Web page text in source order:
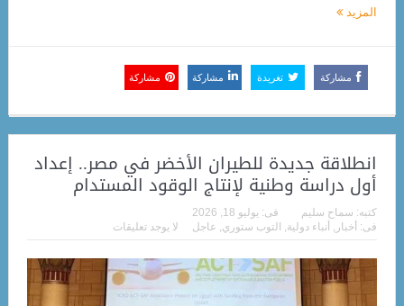
المزيد
مشاركة تغريدة مشاركة مشاركة
انطلاقة جديدة للطيران الأخضر في مصر.. إعداد
أول دراسة وطنية لإنتاج الوقود المستدام
كتبه: سماح سليم فى: يوليو 18, 2026
فى: أخبار , أنباء دولية, التوب ستوري, عاجل لا يوجد تعليقات